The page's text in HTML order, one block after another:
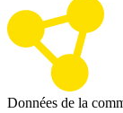
Données de la